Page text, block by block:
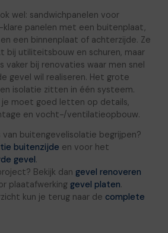
wel: sandwichpanelen voor
panelen met een buitenplaat,
een binnenplaat of achterzijde. Ze
bij utiliteitsbouw en schuren, maar
vaker bij renovaties waar men snel
gevel wil realiseren. Het grote
isolatie zitten in één systeem.
je moet goed letten op details,
en vocht-/ventilatieopbouw.
van buitengevelisolatie begrijpen?
buitenzijde en voor het
gevel.
Bekijk dan gevel renoveren
plaatafwerking gevel platen.
kun je terug naar de complete